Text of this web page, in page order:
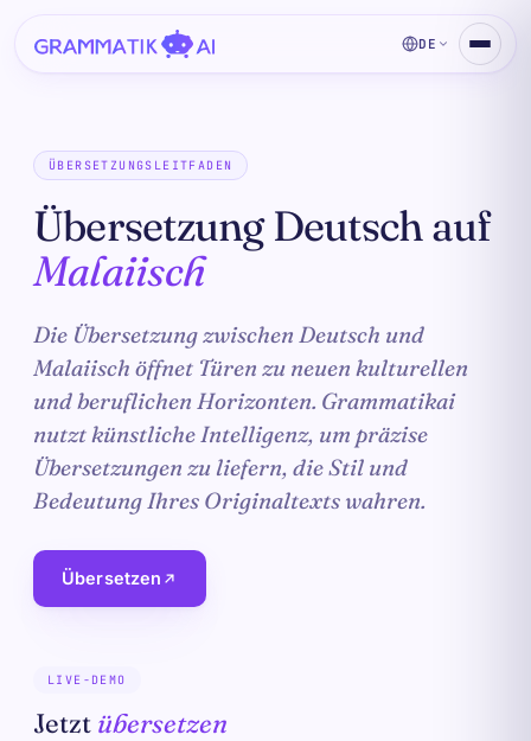
DE
ÜBERSETZUNGSLEITFADEN
Übersetzung Deutsch auf
Malaiisch
Die Übersetzung zwischen Deutsch und
Malaiisch öffnet Türen zu neuen kulturellen
und beruflichen Horizonten. Grammatikai
nutzt künstliche Intelligenz, um präzise
Übersetzungen zu liefern, die Stil und
Bedeutung Ihres Originaltexts wahren.
Übersetzen
LIVE-DEMO
Jetzt übersetzen